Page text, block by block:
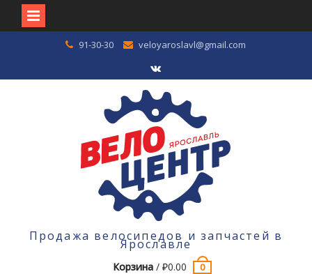
91-30-30 veloyaroslavl@gmail.com
VK
Продажа велосипедов и запчастей в
Ярославле
Корзина /₽0.00 0